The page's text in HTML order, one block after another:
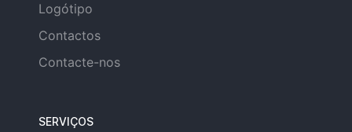
Logótipo
Contactos
Contacte-nos
SERVIÇOS